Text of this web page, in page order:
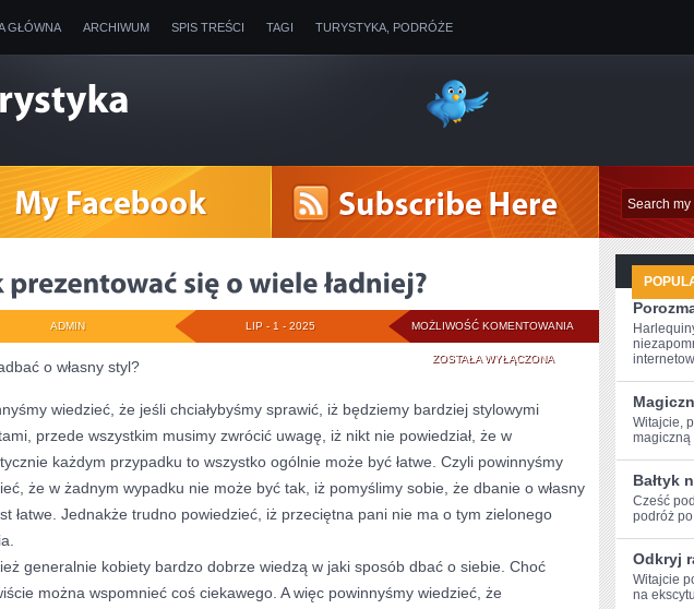
GŁÓWNA ARCHIWUM SPIS TREŚCI TAGI TURYSTYKA, PODRÓŻE
MOŻLIWOŚĆ KOMENTOWANIA
PREZENTOWAĆ
WIELE
ŁADNIEJ?
ZOSTAŁA WYŁĄCZONA
LIP - 1 - 2025
ADMIN
o własny styl?
wiedzieć, że jeśli chciałybyśmy sprawić, iż będziemy bardziej stylowymi
przede wszystkim musimy zwrócić uwagę, iż nikt nie powiedział, że w
każdym przypadku to wszystko ogólnie może być łatwe. Czyli powinnyśmy
że w żadnym wypadku nie może być tak, iż pomyślimy sobie, że dbanie o własny
łatwe. Jednakże trudno powiedzieć, iż przeciętna pani nie ma o tym zielonego
generalnie kobiety bardzo dobrze wiedzą w jaki sposób dbać o siebie. Choć
można wspomnieć coś ciekawego. A więc powinnyśmy wiedzieć, że
Witajcie,
magiczną
Bałtyk
Cześć
‌podróż
Odkryj
Witajcie
na